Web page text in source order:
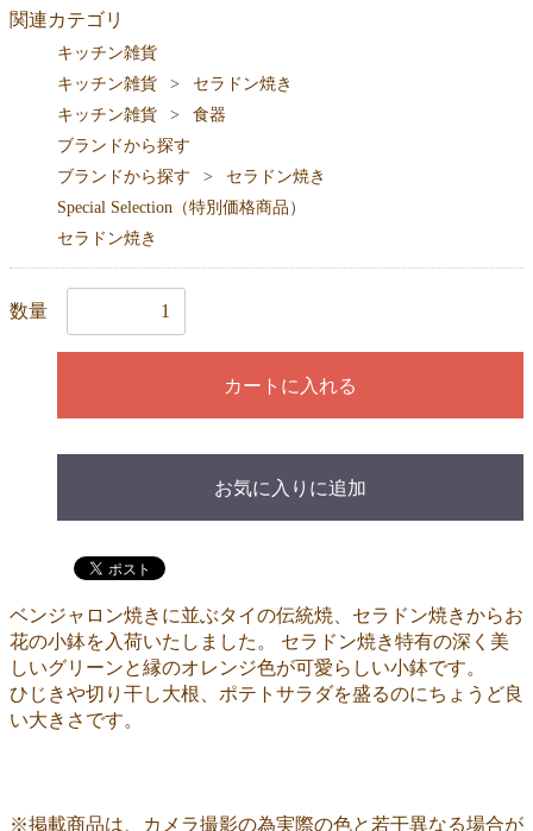
関連カテゴリ
キッチン雑貨
キッチン雑貨
セラドン焼き
キッチン雑貨
食器
ブランドから探す
ブランドから探す
セラドン焼き
Special Selection（特別価格商品）
セラドン焼き
数量
カートに入れる
お気に入りに追加
ベンジャロン焼きに並ぶタイの伝統焼、セラドン焼きからお
花の小鉢を入荷いたしました。 セラドン焼き特有の深く美
しいグリーンと縁のオレンジ色が可愛らしい小鉢です。
ひじきや切り干し大根、ポテトサラダを盛るのにちょうど良
い大きさです。
※掲載商品は、カメラ撮影の為実際の色と若干異なる場合が